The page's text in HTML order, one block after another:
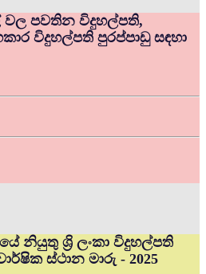
වල පවතින විදුහල්පති,
විදුහල්පති පුරප්පාඩු සඳහා
නියුතු ශ්‍රි ලංකා විදුහල්පති
ස්ථාන මාරු - 2025